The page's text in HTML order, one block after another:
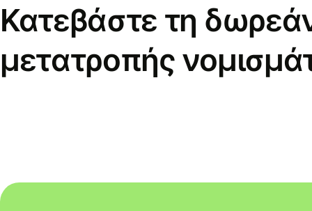
Κατεβάστε τη
μετατροπής